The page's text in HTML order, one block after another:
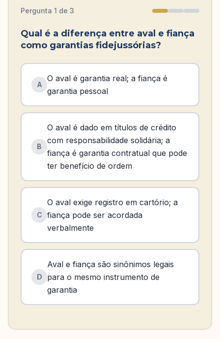
Pergunta 1 de 3
Qual é a diferença entre aval e fiança
como garantias fidejussórias?
A
O aval é garantia real; a fiança é
garantia pessoal
B
O aval é dado em títulos de crédito
com responsabilidade solidária; a
fiança é garantia contratual que pode
ter benefício de ordem
C
O aval exige registro em cartório; a
fiança pode ser acordada
verbalmente
D
Aval e fiança são sinônimos legais
para o mesmo instrumento de
garantia